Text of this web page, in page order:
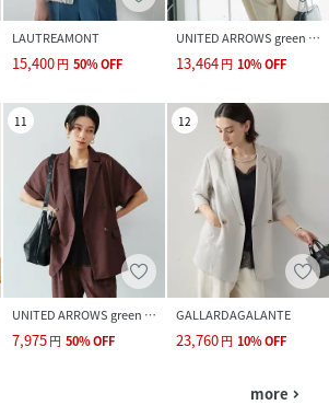
LAUTREAMONT
15,400円 50%OFF
UNITED ARROWS green label relaxing
13,464円 10%OFF
11
UNITED ARROWS green label relaxing
7,975円 50%OFF
12
GALLARDAGALANTE
23,760円 10%OFF
more navigate_next